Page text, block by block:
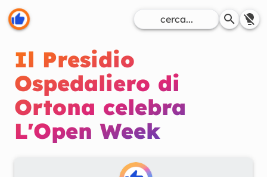
Il Presidio
Ospedaliero di
Ortona celebra
L'Open Week